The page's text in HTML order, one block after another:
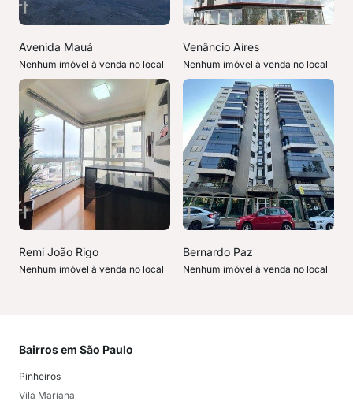
Avenida Mauá
Nenhum imóvel à venda no local
Venâncio Aíres
Nenhum imóvel à venda no local
Remi João Rigo
Nenhum imóvel à venda no local
Bernardo Paz
Nenhum imóvel à venda no local
Bairros em São Paulo
Pinheiros
Vila Mariana